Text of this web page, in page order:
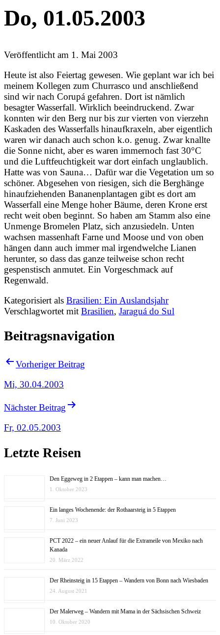
Do, 01.05.2003
Veröffentlicht am 1. Mai 2003
Heute ist also Feiertag gewesen. Wie geplant war ich bei
meinem Kollegen zum Churrasco und anschließend
sind wir nach Corupá gefahren. Dort ist nämlich
besagter Wasserfall. Wirklich beeindruckend. Zwar
konnten wir den Berg nur bis zur vierten von vierzehn
Kaskaden des Wasserfalls hinaufkraxeln, aber eigentlich
waren wir danach auch schon k.o. genug. Zwar knallte
die Sonne nicht, aber es waren immernoch fast 30°C
und die Luftfeuchtigkeit war dort einfach unglaublich.
Hatte was von Sauna… Dafür war die Vegetation um so
schöner. Abgesehen von riesigen, sich die Berghänge
hinaufziehenden Bananenplantagen gibt es dort am
Wasserfall eine Menge hoher Bäume, deren Krone erst
recht weit oben beginnt. So haben am Stamm also eine
Unmenge Bromelen Platz, sich anzusiedeln. Unten
wachsen massenhaft Farne und Moose und von oben
hängen dann auch immer mal irgendwelche Lianen
herunter, so dass das ganze teilweise schon recht
gespenstisch anmutet. Ein Vorgeschmack auf
Regenwald.
Kategorisiert als Brasilien: Ein Auslandsjahr
Verschlagwortet mit Brasilien, Jaraguá do Sul
Beitragsnavigation
Vorheriger Beitrag
Mi, 30.04.2003
Nächster Beitrag
Fr, 02.05.2003
Letzte Reisen
Den Eggeweg in 2 Etappen – kann man machen…
1. Oktober 2023
Ein langes Wochenende: der Rothaarsteig in 5 Etappen
7. Juni 2023
PCT 2022 – ein neuer Anlauf für die Extrameile von Mexiko nach
Kanada
20. März 2022
Der Rheinsteig in 15 Etappen – Wandern von Bonn nach Wiesbaden
24. August 2021
Der Malerweg – Wandern mit Mama in der Sächsischen Schweiz
10. Oktober 2020